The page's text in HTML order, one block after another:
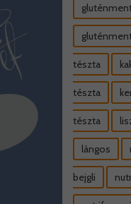
tészta
tészta
tészta
lángos
bejgli